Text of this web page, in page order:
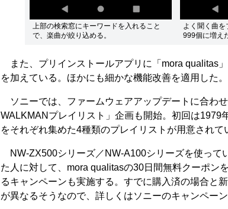
上部の検索窓にキーワードを入れること
で、楽曲が絞り込める。
よく聞く曲
999個に増え
また、プリインストールアプリに「mora qualitas」
を加えている。ほかにも細かな機能改善を適用した。
ソニーでは、ファームウェアアップデートに合わ
WALKMANプレイリスト」企画も開始。初回は1979
をそれぞれ集めた4種類のプレイリストが用意されて
NW-ZX500シリーズ／NW-A100シリーズを使って
た人に対して、mora qualitasの30日間無料クーポン
るキャンペーンも実施する。すでに購入済の場合と
が異なるそうなので、詳しくはソニーのキャンペー